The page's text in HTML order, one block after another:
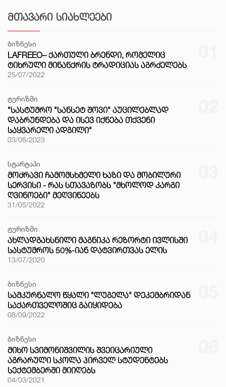
ᲛᲗᲐᲕᲐᲠᲘ ᲡᲘᲐᲮᲚᲔᲔᲑᲘ
ბიზნესი
LAFREEO– ᲥᲐᲠᲗᲣᲚᲘ ᲑᲠᲔᲜᲓᲘ, ᲠᲝᲛᲔᲚᲘᲪ
ᲢᲘᲮᲠᲣᲚᲘ ᲛᲘᲜᲐᲜᲥᲠᲘᲡ ᲢᲠᲐᲓᲘᲪᲘᲐᲡ ᲐᲒᲠᲫᲔᲚᲔᲑᲡ
25/07/2022
ტურიზმი
"ᲡᲐᲡᲢᲣᲛᲠᲝ "ᲡᲐᲜᲡᲔᲢ ᲨᲝᲕᲘ" ᲐᲣᲪᲘᲚᲔᲑᲚᲐᲓ
ᲓᲐᲑᲠᲣᲜᲓᲔᲑᲐ ᲓᲐ ᲘᲡᲔᲕ ᲘᲥᲜᲔᲑᲐ ᲗᲥᲕᲔᲜᲘ
ᲡᲐᲧᲕᲐᲠᲔᲚᲘ ᲐᲓᲒᲘᲚᲘ"
03/08/2023
სტარტაპი
ᲛᲝᲫᲠᲐᲕᲘ ᲩᲐᲛᲝᲛᲡᲮᲛᲔᲚᲘ ᲮᲐᲖᲘ ᲓᲐ ᲛᲝᲑᲘᲚᲣᲠᲘ
ᲡᲔᲠᲕᲘᲡᲘ - ᲠᲐᲡ ᲡᲗᲐᲕᲐᲖᲝᲑᲡ "ᲛᲮᲝᲚᲝᲓ ᲙᲐᲠᲒᲘ
ᲦᲕᲘᲜᲝᲔᲑᲘ" ᲛᲔᲦᲕᲘᲜᲔᲔᲑᲡ
31/05/2022
ტურიზმი
ᲐᲮᲚᲐᲓᲒᲐᲮᲡᲜᲘᲚᲘ ᲛᲐᲒᲜᲘᲙᲐ ᲠᲔᲖᲝᲠᲢᲘ ᲘᲕᲚᲘᲡᲨᲘ
ᲡᲐᲡᲢᲣᲛᲠᲝᲡ 50%-ᲘᲐᲜ ᲓᲐᲢᲕᲘᲠᲗᲕᲐᲡ ᲔᲚᲘᲡ
13/07/2020
ბიზნესი
ᲡᲐᲛᲙᲣᲠᲜᲐᲚᲝ ᲬᲧᲐᲚᲘ "ᲚᲣᲒᲔᲚᲐ" ᲓᲔᲙᲔᲛᲑᲠᲘᲓᲐᲜ
ᲡᲐᲥᲐᲠᲗᲕᲔᲚᲝᲨᲘᲪ ᲒᲐᲘᲧᲘᲓᲔᲑᲐ
08/09/2022
ბიზნესი
ᲛᲘᲮᲝ ᲡᲕᲘᲛᲝᲜᲘᲨᲕᲘᲚᲘᲡ ᲨᲕᲔᲘᲪᲐᲠᲘᲣᲚᲘ
ᲐᲒᲠᲐᲠᲣᲚᲘ ᲡᲙᲝᲚᲐ ᲞᲘᲠᲕᲔᲚ ᲡᲢᲣᲓᲔᲜᲢᲔᲑᲡ
ᲡᲔᲥᲢᲔᲛᲑᲔᲠᲨᲘ ᲛᲘᲘᲦᲔᲑᲡ
04/03/2021